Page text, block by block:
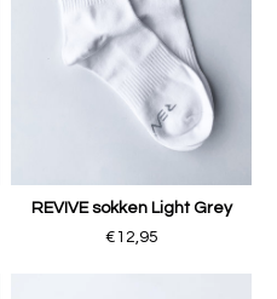
REVIVE sokken Light Grey
€12,95